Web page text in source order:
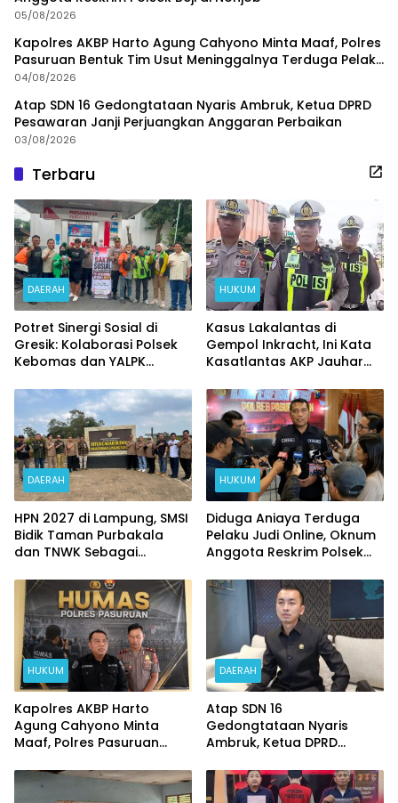
05/08/2026
Kapolres AKBP Harto Agung Cahyono Minta Maaf, Polres
Pasuruan Bentuk Tim Usut Meninggalnya Terduga Pelaku
Judi Online
04/08/2026
Atap SDN 16 Gedongtataan Nyaris Ambruk, Ketua DPRD
Pesawaran Janji Perjuangkan Anggaran Perbaikan
03/08/2026
Terbaru
DAERAH
Potret Sinergi Sosial di
Gresik: Kolaborasi Polsek
Kebomas dan YALPK
Ojol dan Warga
HUKUM
Kasus Lakalantas di
Gempol Inkracht, Ini Kata
Kasatlantas AKP Jauhar
DAERAH
HPN 2027 di Lampung, SMSI
Bidik Taman Purbakala
dan TNWK Sebagai
HUKUM
Diduga Aniaya Terduga
Pelaku Judi Online, Oknum
Anggota Reskrim Polsek
HUKUM
Kapolres AKBP Harto
Agung Cahyono Minta
Maaf, Polres Pasuruan
Meninggalnya Terduga
Pelaku Judi Online
DAERAH
Atap SDN 16
Gedongtataan Nyaris
Ambruk, Ketua DPRD
Perjuangkan Anggaran
Perbaikan